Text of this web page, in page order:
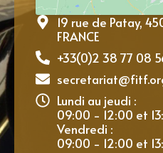
19 rue de Patay,
FRANCE
+33(0)2 38 77 08
Lundi au jeudi :
09:00 - 12:00 et
Vendredi :
09:00 - 12:00 et